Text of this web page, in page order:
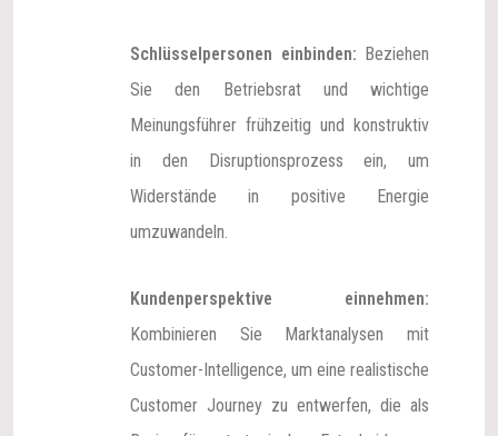
Schlüsselpersonen einbinden: Beziehen
Sie den Betriebsrat und wichtige
Meinungsführer frühzeitig und konstruktiv
in den Disruptionsprozess ein, um
Widerstände in positive Energie
umzuwandeln.
Kundenperspektive einnehmen:
Kombinieren Sie Marktanalysen mit
Customer-Intelligence, um eine realistische
Customer Journey zu entwerfen, die als